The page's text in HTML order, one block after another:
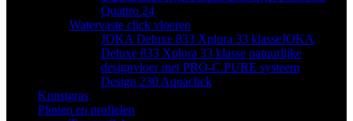
Quattro 24
Watervaste click vloeren
JOKA Deluxe 833 Xplora 33 klasseJOKA
Deluxe 833 Xplora 33 klasse natuurlijke
designvloer met PRO-C.PURE systeem
Design 230 Aquaclick
Kunstgras
Plinten en profielen